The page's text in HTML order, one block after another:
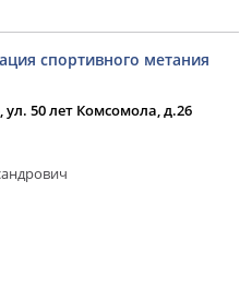
спортивного метания
50 лет Комсомола, д.26